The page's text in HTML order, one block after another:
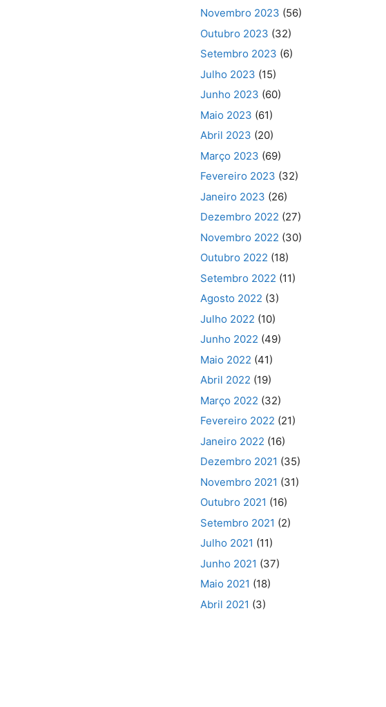
Novembro 2023 (56)
Outubro 2023 (32)
Setembro 2023 (6)
Julho 2023 (15)
Junho 2023 (60)
Maio 2023 (61)
Abril 2023 (20)
Março 2023 (69)
Fevereiro 2023 (32)
Janeiro 2023 (26)
Dezembro 2022 (27)
Novembro 2022 (30)
Outubro 2022 (18)
Setembro 2022 (11)
Agosto 2022 (3)
Julho 2022 (10)
Junho 2022 (49)
Maio 2022 (41)
Abril 2022 (19)
Março 2022 (32)
Fevereiro 2022 (21)
Janeiro 2022 (16)
Dezembro 2021 (35)
Novembro 2021 (31)
Outubro 2021 (16)
Setembro 2021 (2)
Julho 2021 (11)
Junho 2021 (37)
Maio 2021 (18)
Abril 2021 (3)